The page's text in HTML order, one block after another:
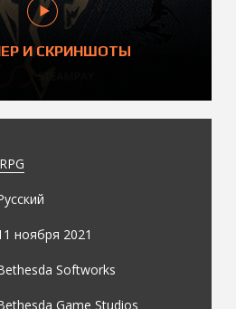
И СКРИНШОТЫ
RPG
ноября 2021
Softworks
Game Studios